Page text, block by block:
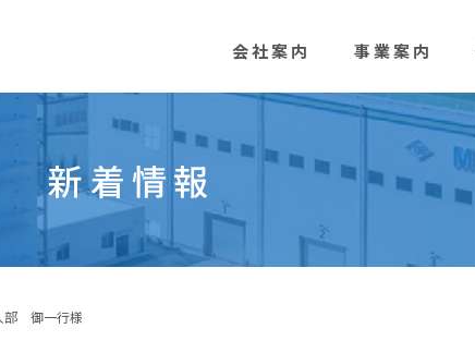
会社案内 事業案内
新着情報
部 御一行様